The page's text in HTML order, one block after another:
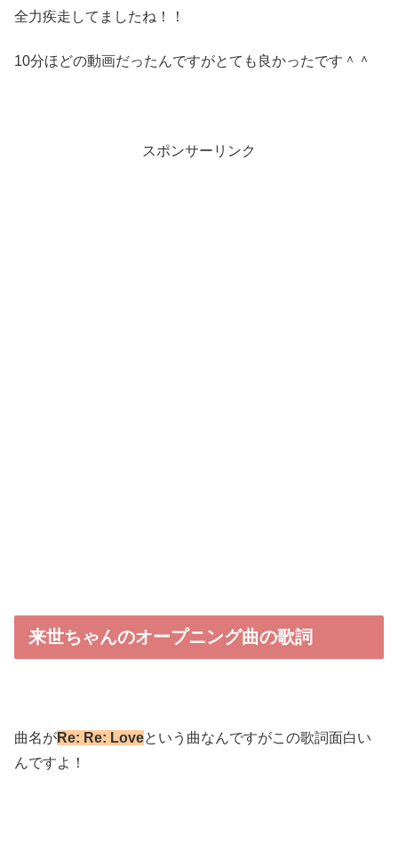
全力疾走してましたね！！
10分ほどの動画だったんですがとても良かったです＾＾
スポンサーリンク
来世ちゃんのオープニング曲の歌詞
曲名がRe: Re: Loveという曲なんですがこの歌詞面白い
んですよ！